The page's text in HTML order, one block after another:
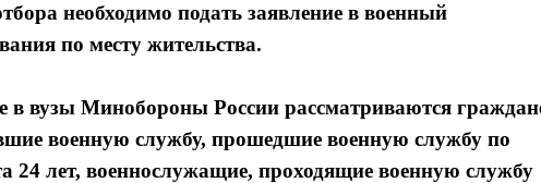
необходимо подать заявление в военный
по месту жительства.
в вузы Минобороны России рассматриваются
военную службу, прошедшие военную службу по
24 лет, военнослужащие, проходящие военную службу